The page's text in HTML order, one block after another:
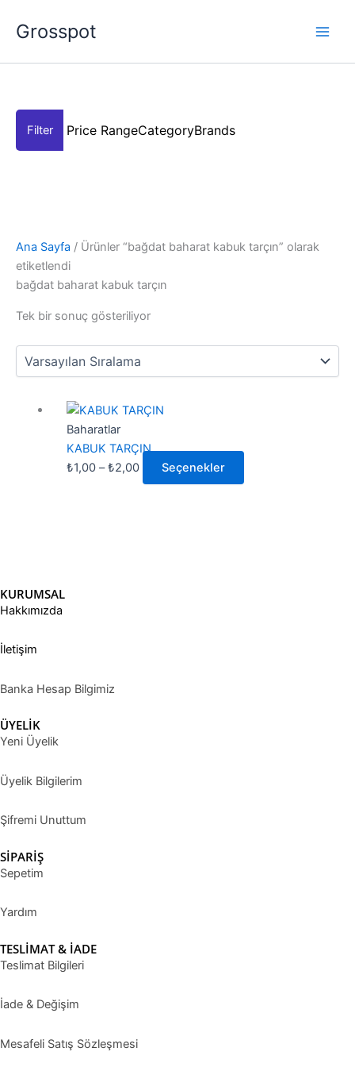
atlaGrosspot
Price RangeCategoryBrands
Ana Sayfa / Ürünler “bağdat baharat kabuk tarçın” olarak
etiketlendi
bağdat baharat kabuk tarçın
Tek bir sonuç gösteriliyor
Baharatlar
KABUK TARÇIN
₺1,00 –₺2,00
Fiyat
₺1,00
-
₺2,00
Seçenekler
varyasyonu
KURUMSAL
Hakkımızda
İletişim
Banka Hesap Bilgimiz
ÜYELİK
Yeni Üyelik
Üyelik Bilgilerim
Şifremi Unuttum
SİPARİŞ
Sepetim
Yardım
TESLİMAT & İADE
Teslimat Bilgileri
İade & Değişim
Mesafeli Satış Sözleşmesi